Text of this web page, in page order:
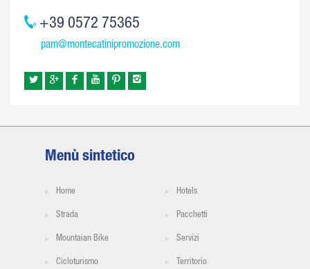
+39 0572 75365
pam@montecatinipromozione.com
Menù sintetico
Home Hotels
Strada Pacchetti
Mountaian Bike Servizi
Cicloturismo Territorio